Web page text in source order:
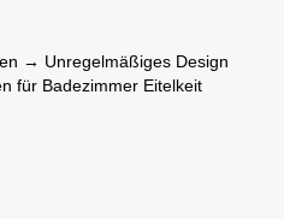
→ Unregelmäßiges Design
für Badezimmer Eitelkeit